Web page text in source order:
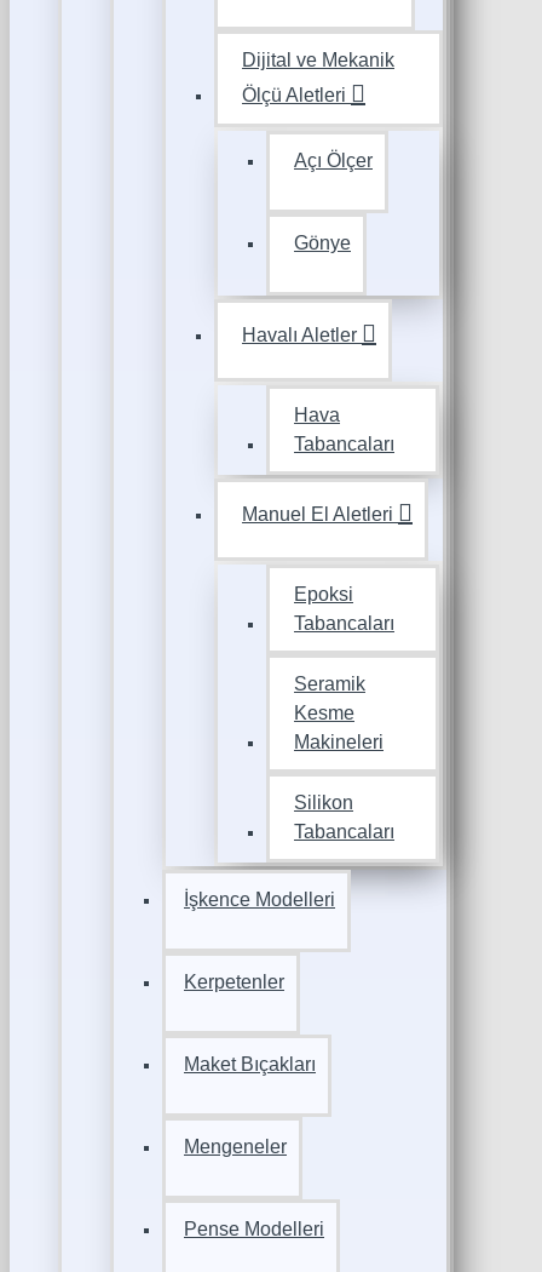
Dijital ve Mekanik
Ölçü Aletleri
Açı Ölçer
Gönye
Havalı Aletler
Hava
Tabancaları
Manuel El Aletleri
Epoksi
Tabancaları
Seramik
Kesme
Makineleri
Silikon
Tabancaları
İşkence Modelleri
Kerpetenler
Maket Bıçakları
Mengeneler
Pense Modelleri